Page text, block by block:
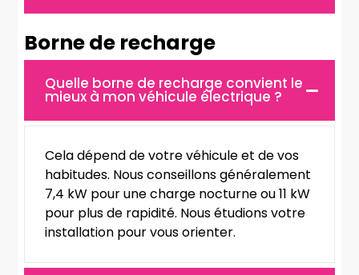
Borne de recharge
Quelle borne de recharge convient le
mieux à mon véhicule électrique ?
Cela dépend de votre véhicule et de vos
habitudes. Nous conseillons généralement
7,4 kW pour une charge nocturne ou 11 kW
pour plus de rapidité. Nous étudions votre
installation pour vous orienter.